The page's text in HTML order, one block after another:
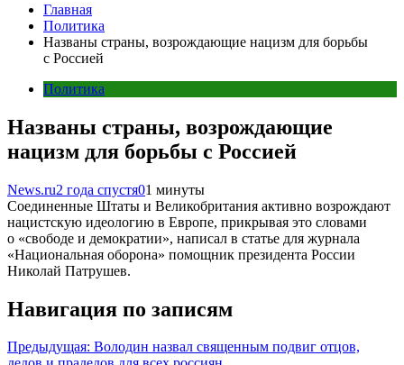
Главная
Политика
Названы страны, возрождающие нацизм для борьбы
с Россией
Политика
Названы страны, возрождающие
нацизм для борьбы с Россией
News.ru2 года спустя01 минуты
Соединенные Штаты и Великобритания активно возрождают
нацистскую идеологию в Европе, прикрывая это словами
о «свободе и демократии», написал в статье для журнала
«Национальная оборона» помощник президента России
Николай Патрушев.
Навигация по записям
Предыдущая: Володин назвал священным подвиг отцов,